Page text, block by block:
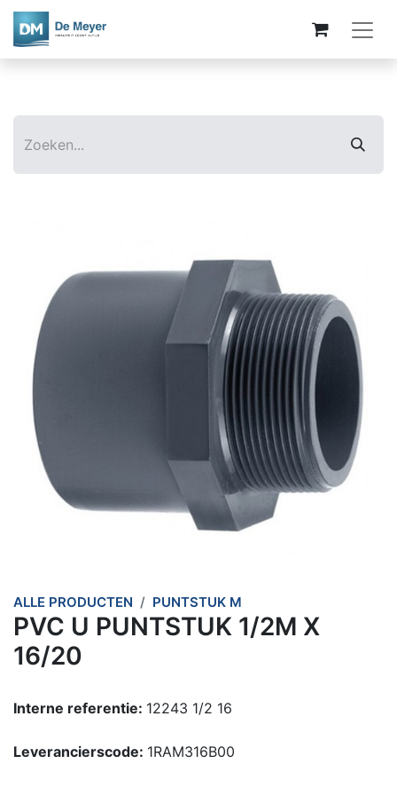
ALLE PRODUCTEN PUNTSTUK M
PVC U PUNTSTUK 1/2M X
16/20
Interne referentie: 12243 1/2 16
Leverancierscode: 1RAM316B00